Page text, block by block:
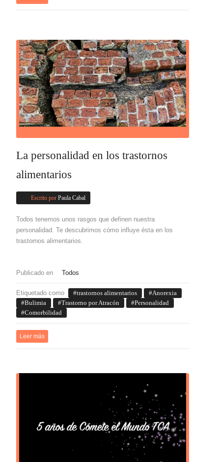
La personalidad en los trastornos
alimentarios
Escrito por Paula Cabal
Todos tenemos unos rasgos que definen nuestra
personalidad. Te descubrimos cómo influye ésta en los
trastornos alimentarios.
Publicado en Todos
Etiquetado como trastornos alimentarios
Anorexia
Bulimia
Trastorno por Atracón
Personalidad
Comorbilidad
Leer más